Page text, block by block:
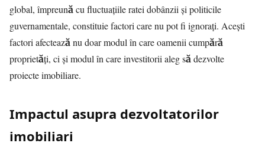
global, împreună cu fluctuațiile ratei dobânzii și politicile
guvernamentale, constituie factori care nu pot fi ignorați. Acești
factori afectează nu doar modul în care oamenii cumpără
proprietăți, ci și modul în care investitorii aleg să dezvolte
proiecte imobiliare.
Impactul asupra dezvoltatorilor
imobiliari